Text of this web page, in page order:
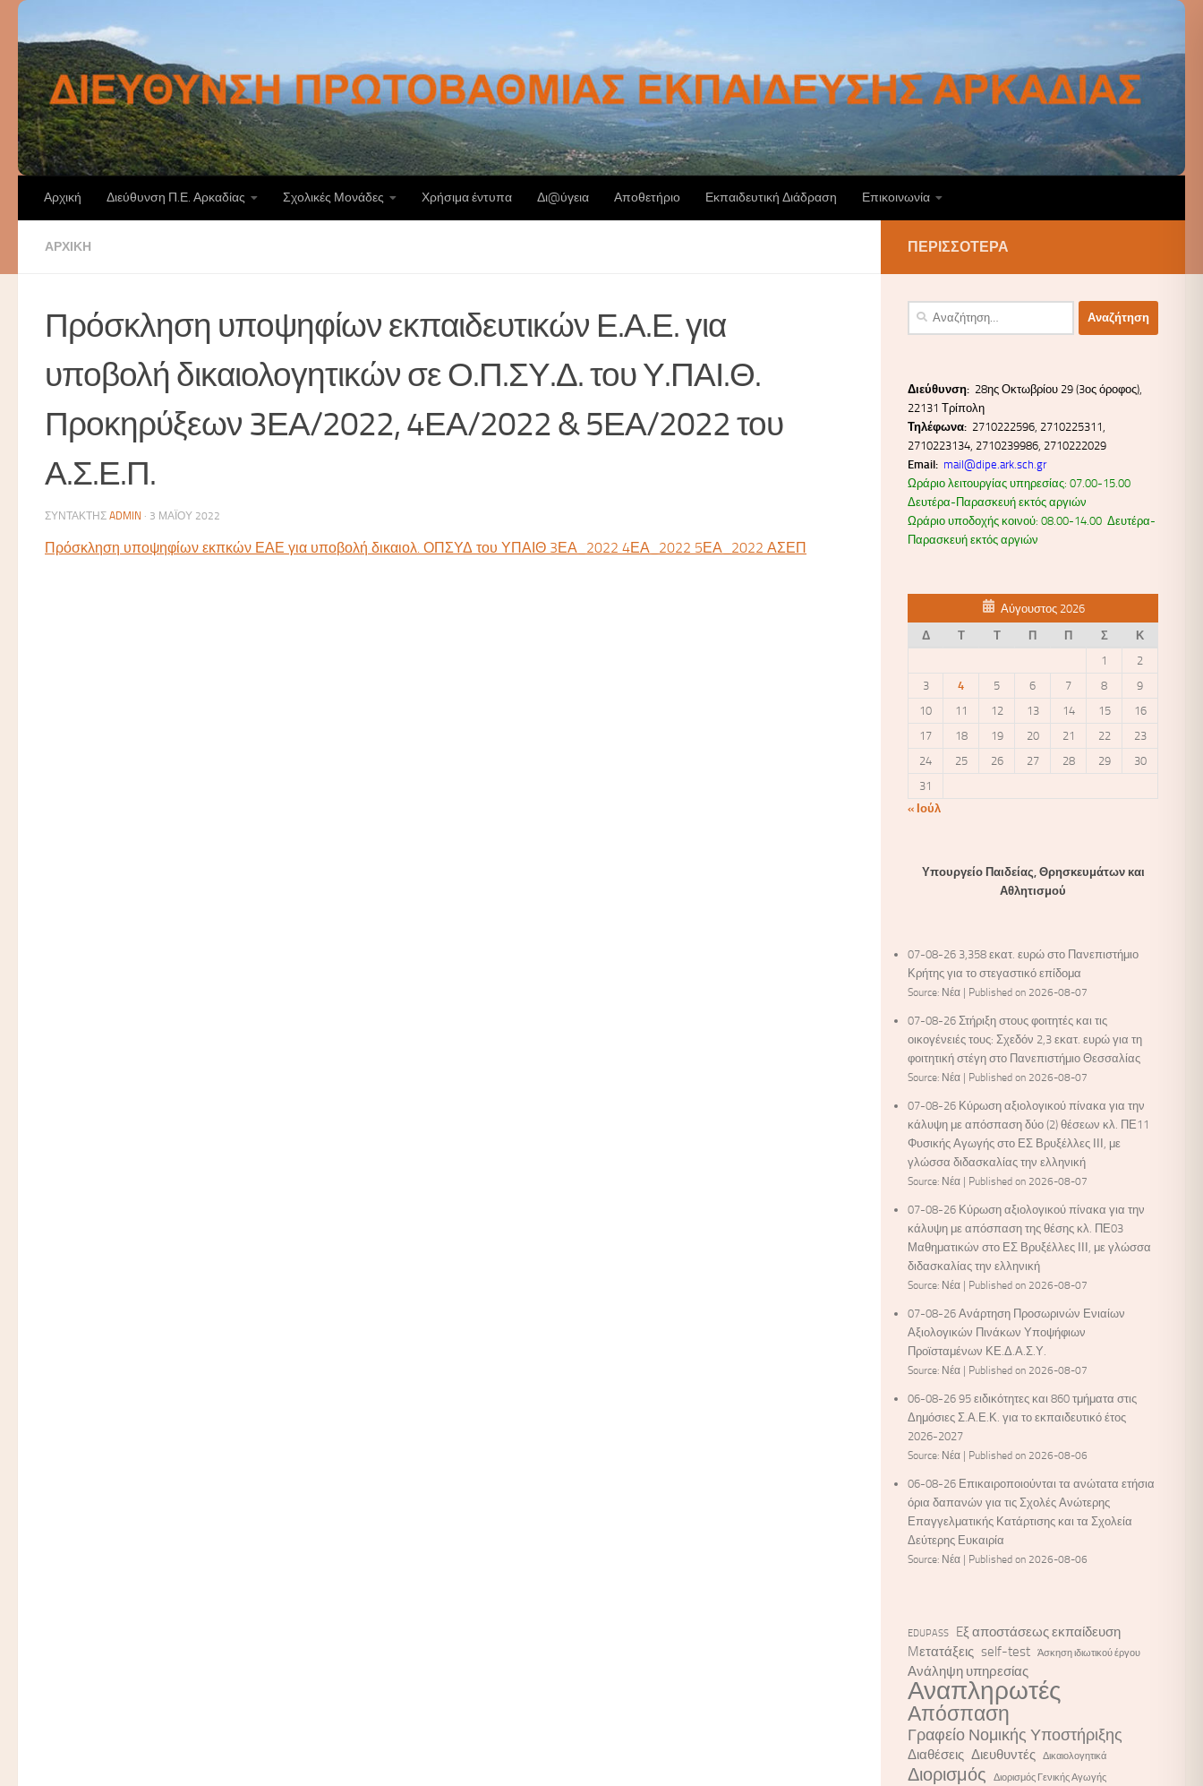
Αρχική Διεύθυνση Π.Ε. Αρκαδίας Σχολικές Μονάδες Χρήσιμα έντυπα Δι@ύγεια Αποθετήριο Εκπαιδευτική Διάδραση Επικοινωνία
ΑΡΧΙΚΉ
Πρόσκληση υποψηφίων εκπαιδευτικών Ε.Α.Ε. για
υποβολή δικαιολογητικών σε Ο.Π.ΣΥ.Δ. του Υ.ΠΑΙ.Θ.
Προκηρύξεων 3ΕΑ/2022, 4ΕΑ/2022 & 5ΕΑ/2022 του
Α.Σ.Ε.Π.
ΣΥΝΤΆΚΤΗΣ ADMIN · 3 ΜΑΪ́ΟΥ 2022
Πρόσκληση υποψηφίων εκπκών ΕΑΕ για υποβολή δικαιολ. ΟΠΣΥΔ του ΥΠΑΙΘ 3ΕΑ_2022 4ΕΑ_2022 5ΕΑ_2022 ΑΣΕΠ
ΠΕΡΙΣΣΌΤΕΡΑ
Αναζήτηση
Διεύθυνση: 28ης Οκτωβρίου 29 (3ος όροφος),
22131 Τρίπολη
Τηλέφωνα: 2710222596, 2710225311,
2710223134, 2710239986, 2710222029
Email: mail@dipe.ark.sch.gr
Ωράριο λειτουργίας υπηρεσίας: 07.00-15.00
Δευτέρα-Παρασκευή εκτός αργιών
Ωράριο υποδοχής κοινού: 08.00-14.00 Δευτέρα-
Παρασκευή εκτός αργιών
Αύγουστος 2026
Δ
Τ Τ Π Π Σ
Κ
1
2
3
4 5 6 7 8
9
10
11 12 13 14 15
16
17
18 19 20 21 22
23
24
25 26 27 28 29
30
31
« Ιούλ
Υπουργείο Παιδείας, Θρησκευμάτων και
Αθλητισμού
07-08-26 3,358 εκατ. ευρώ στο Πανεπιστήμιο
Κρήτης για το στεγαστικό επίδομα
Source: Νέα Published on 2026-08-07
07-08-26 Στήριξη στους φοιτητές και τις
οικογένειές τους: Σχεδόν 2,3 εκατ. ευρώ για τη
φοιτητική στέγη στο Πανεπιστήμιο Θεσσαλίας
Source: Νέα Published on 2026-08-07
07-08-26 Κύρωση αξιολογικού πίνακα για την
κάλυψη με απόσπαση δύο (2) θέσεων κλ. ΠΕ11
Φυσικής Αγωγής στο ΕΣ Βρυξέλλες ΙΙΙ, με
γλώσσα διδασκαλίας την ελληνική
Source: Νέα Published on 2026-08-07
07-08-26 Κύρωση αξιολογικού πίνακα για την
κάλυψη με απόσπαση της θέσης κλ. ΠΕ03
Μαθηματικών στο ΕΣ Βρυξέλλες ΙΙΙ, με γλώσσα
διδασκαλίας την ελληνική
Source: Νέα Published on 2026-08-07
07-08-26 Ανάρτηση Προσωρινών Ενιαίων
Αξιολογικών Πινάκων Υποψήφιων
Προϊσταμένων ΚΕ.Δ.Α.Σ.Υ.
Source: Νέα Published on 2026-08-07
06-08-26 95 ειδικότητες και 860 τμήματα στις
Δημόσιες Σ.Α.Ε.Κ. για το εκπαιδευτικό έτος
2026-2027
Source: Νέα Published on 2026-08-06
06-08-26 Επικαιροποιούνται τα ανώτατα ετήσια
όρια δαπανών για τις Σχολές Ανώτερης
Επαγγελματικής Κατάρτισης και τα Σχολεία
Δεύτερης Ευκαιρία
Source: Νέα Published on 2026-08-06
EDUPASS
Eξ αποστάσεως εκπαίδευση
Mετατάξεις self-test Άσκηση ιδιωτικού έργου
Ανάληψη υπηρεσίας
Αναπληρωτές
Απόσπαση
Γραφείο Νομικής Υποστήριξης
Διαθέσεις Διευθυντές Δικαιολογητικά
Διορισμός
Διορισμός Γενικής Αγωγής